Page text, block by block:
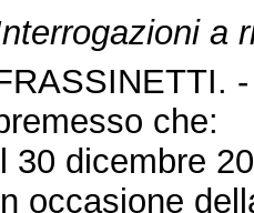
a
che:
30 dicembre
occasione